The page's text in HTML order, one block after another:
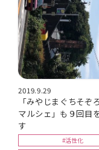
2019.9.29
「みやじまぐちそぞ
マルシェ」も９回目
す
#活性化